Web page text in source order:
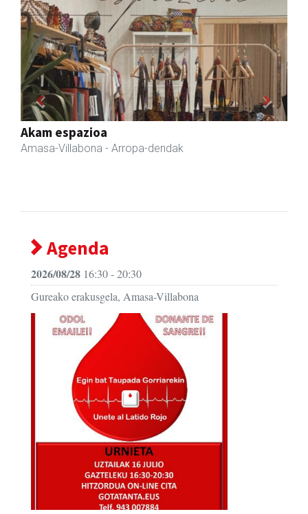
Amasa kafetegia
Amasa-Villabona - Gozotegiak
Previous Next
Agenda
2026/08/28 16:30 - 20:30
Gureako erakusgela, Amasa-Villabona